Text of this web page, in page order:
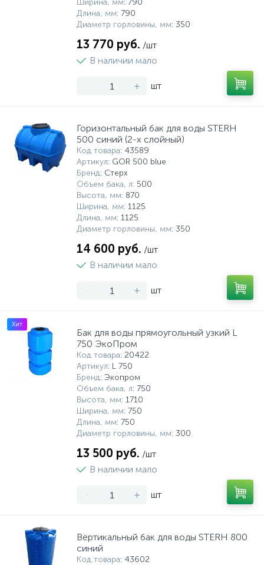
Расширительные баки для отопления и ГВС
Системы управления и принадлежности для
Насосы для бассейнов
Центробежные in-line насосы
Гофрированные нержавеющие системы
Теплоизоляция
Крепеж и аксессуары
Корпуса для механических фильтров
Гидроаккумуляторы (гидробаки) для систем
водоснабжения
Комплектующие для систем водоподготовки
Фильтры механической очистки
Фильтры под мойку
Ширина, мм: 790
Длина, мм: 790
Диаметр горловины, мм: 350
13 770 руб. /шт
В наличии мало
- + шт
Горизонтальный бак для воды STERH
500 синий (2-х слойный)
Код товара: 43589
Артикул: GOR 500 blue
Бренд: Стерх
Объем бака, л: 500
Высота, мм: 870
Ширина, мм: 1125
Длина, мм: 1125
Диаметр горловины, мм: 350
14 600 руб. /шт
В наличии мало
- + шт
Хит
Бак для воды прямоугольный узкий L
750 ЭкоПром
Код товара: 20422
Артикул: L 750
Бренд: Экопром
Объем бака, л: 750
Высота, мм: 1710
Ширина, мм: 750
Длина, мм: 750
Диаметр горловины, мм: 300
13 500 руб. /шт
В наличии мало
- + шт
Вертикальный бак для воды STERH 800
синий
Код товара: 43602